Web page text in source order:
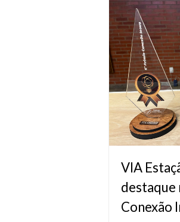
VIA
destaque
Conexão